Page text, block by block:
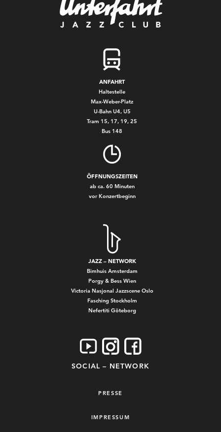
ANFAHRT
Haltestelle
Max-Weber-Platz
U-Bahn U4, U5
Tram 15, 17, 19, 25
Bus 148
ÖFFNUNGSZEITEN
ab ca. 60 Minuten
vor Konzertbeginn
JAZZ – NETWORK
Bimhuis Amsterdam
Porgy & Bess Wien
Victoria Nasjonal Jazzscene Oslo
Fasching Stockholm
Nefertiti Göteborg
SOCIAL – NETWORK
PRESSE
IMPRESSUM